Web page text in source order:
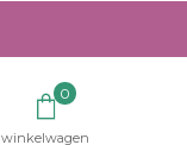
winkelwagen
0